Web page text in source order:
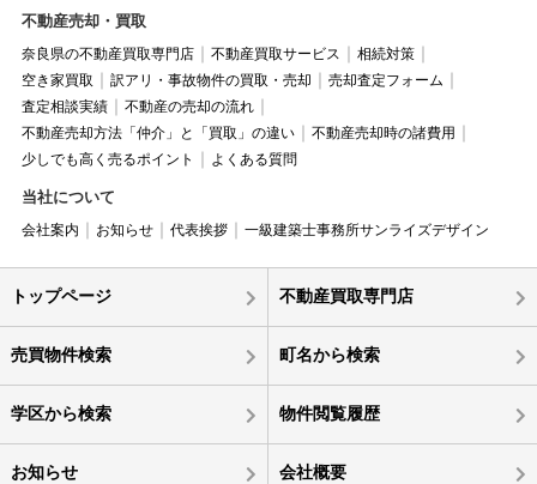
不動産売却・買取
奈良県の不動産買取専門店 不動産買取サービス
相続対策
空き家買取
訳アリ・事故物件の買取・売却
売却査定フォーム
査定相談実績
不動産の売却の流れ
不動産売却方法「仲介」と「買取」の違い
不動産売却時の諸費用
少しでも高く売るポイント
よくある質問
当社について
会社案内 お知らせ 代表挨拶 一級建築士事務所サンライズデザイン
トップページ 不動産買取専門店
売買物件検索 町名から検索
学区から検索 物件閲覧履歴
お知らせ 会社概要